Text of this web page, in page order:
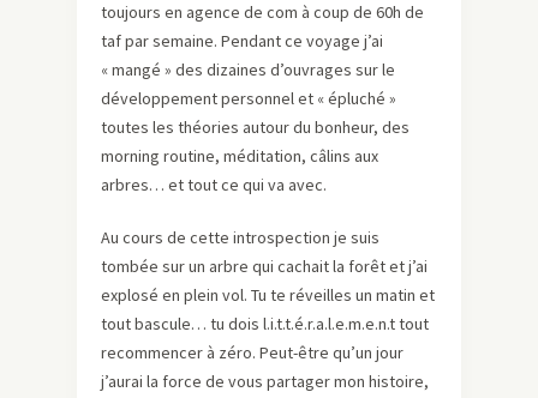
toujours en agence de com à coup de 60h de
taf par semaine. Pendant ce voyage j’ai
« mangé » des dizaines d’ouvrages sur le
développement personnel et « épluché »
toutes les théories autour du bonheur, des
morning routine, méditation, câlins aux
arbres… et tout ce qui va avec.
Au cours de cette introspection je suis
tombée sur un arbre qui cachait la forêt et j’ai
explosé en plein vol. Tu te réveilles un matin et
tout bascule… tu dois l.i.t.t.é.r.a.l.e.m.e.n.t tout
recommencer à zéro. Peut-être qu’un jour
j’aurai la force de vous partager mon histoire,